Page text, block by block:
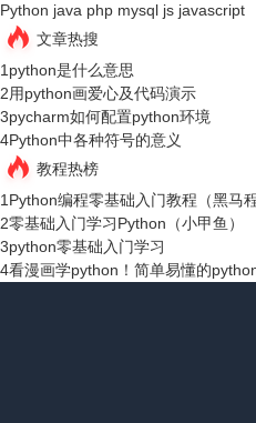
Python java php mysql js javascript
文章热搜
1python是什么意思
2用python画爱心及代码演示
3pycharm如何配置python环境
4Python中各种符号的意义
教程热榜
1Python编程零基础入门教程（黑马程
2零基础入门学习Python（小甲鱼）
3python零基础入门学习
4看漫画学python！简单易懂的